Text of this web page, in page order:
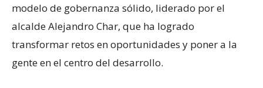
modelo de gobernanza sólido, liderado por el
alcalde Alejandro Char, que ha logrado
transformar retos en oportunidades y poner a la
gente en el centro del desarrollo.